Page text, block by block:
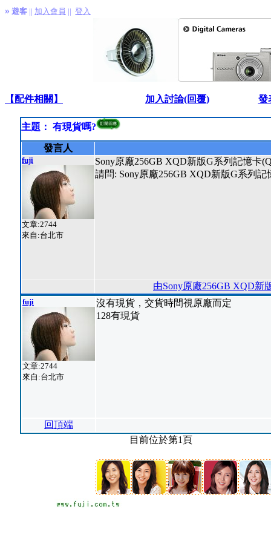
» 遊客 || 加入會員 || 登入
【配件相關】 加入討論(回覆) 發
主題： 有現貨嗎?
發言人
fuji
文章:2744
來自:台北市
Sony原廠256GB XQD新版G系列記憶卡
請問: Sony原廠256GB XQD新版G系列
由Sony原廠256GB XQD新
fuji
文章:2744
來自:台北市
沒有現貨，交貨時間視原廠而定
128有現貨
回頂端
目前位於第1頁